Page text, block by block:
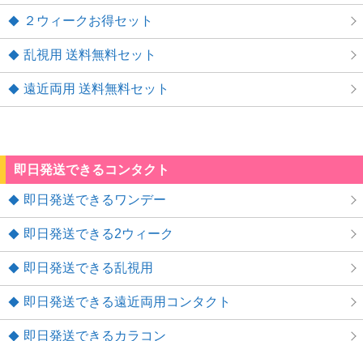
２ウィークお得セット
乱視用 送料無料セット
遠近両用 送料無料セット
即日発送できるコンタクト
即日発送できるワンデー
即日発送できる2ウィーク
即日発送できる乱視用
即日発送できる遠近両用コンタクト
即日発送できるカラコン